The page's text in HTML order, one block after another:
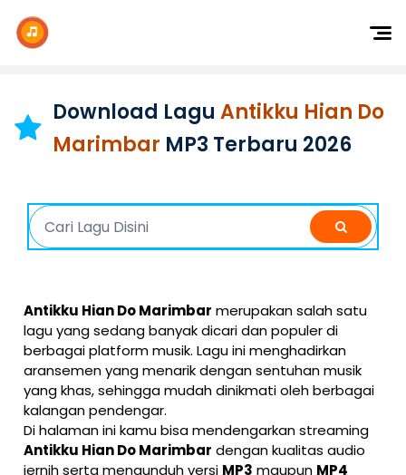
Dangdut
Barat
Download Lagu Antikku Hian Do
Marimbar MP3 Terbaru 2026
Antikku Hian Do Marimbar merupakan salah satu
lagu yang sedang banyak dicari dan populer di
berbagai platform musik. Lagu ini menghadirkan
aransemen yang menarik dengan sentuhan musik
yang khas, sehingga mudah dinikmati oleh berbagai
kalangan pendengar.
Di halaman ini kamu bisa mendengarkan streaming
Antikku Hian Do Marimbar dengan kualitas audio
jernih serta mengunduh versi MP3 maupun MP4